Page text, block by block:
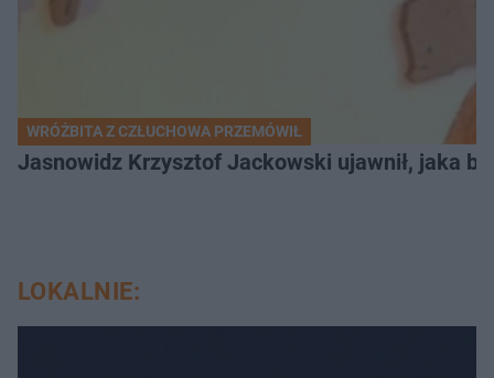
WRÓŻBITA Z CZŁUCHOWA PRZEMÓWIŁ
Jasnowidz Krzysztof Jackowski ujawnił, jaka
LOKALNIE: